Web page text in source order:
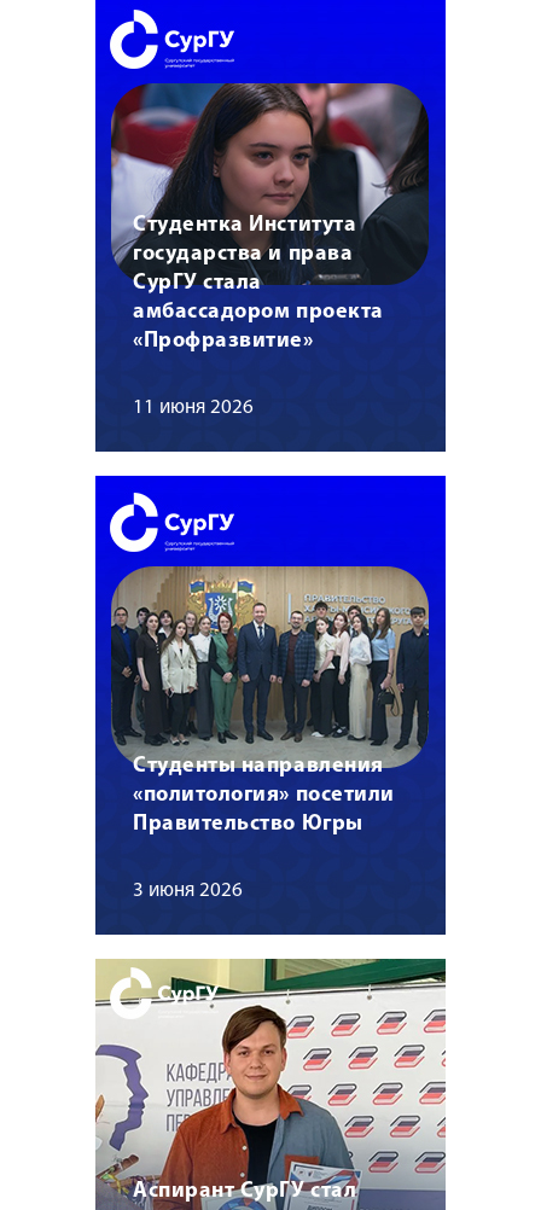
Студентка Института
государства и права
СурГУ стала
амбассадором проекта
«Профразвитие»
11 июня 2026
Студенты направления
«политология» посетили
Правительство Югры
3 июня 2026
Аспирант СурГУ стал